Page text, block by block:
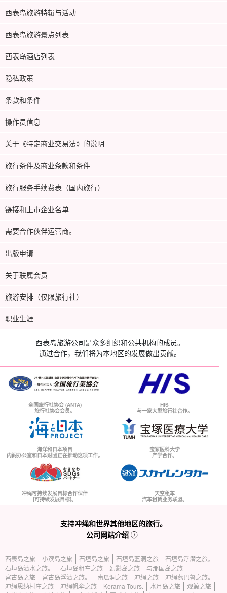
西表岛旅游特辑与活动
西表岛旅游景点列表
西表岛酒店列表
隐私政策
条款和条件
操作员信息
关于《特定商业交易法》的说明
旅行条件及商业条款和条件
旅行服务手续费表（国内旅行）
链接和上市企业名单
需要合作伙伴运营商。
出版申请
关于联属会员
旅游安排（仅限旅行社）
职业生涯
西表岛旅游公司是众多组织和公共机构的成员。
通过合作，我们将为本地区的发展做出贡献。
全国旅行社协会 (ANTA)
旅行社协会会员。
HIS
与一家大型旅行社合作。
海洋和日本项目
内阁办公室和日本财团正在推动这项工作。
宝冢医科大学
产学合作。
冲绳可持续发展目标合作伙伴
[可持续发展目标]。
天空租车
汽车租赁业务联盟。
支持冲绳和世界其他地区的旅行。
公司网站介绍
西表岛之旅 小滨岛之旅 石垣岛之旅 石垣岛蓝洞之旅
石垣岛浮潜之旅。
石垣岛潜水之旅。
石垣岛租车之旅 幻影岛之旅
与那国岛之旅
宫古岛之旅
宫古岛浮潜之旅。 南瓜洞之旅 冲绳之旅
冲绳燕巴鲁之旅。
冲绳恩纳村庄之旅
冲绳帆伞之旅 Kerama Tours. 水月岛之旅
观鲸之旅